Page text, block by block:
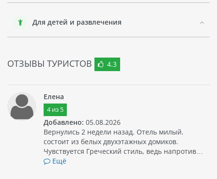
Для детей и развлечения
ОТЗЫВЫ ТУРИСТОВ 4.3
Елена
4из 5
Добавлено: 05.08.2026
Вернулись 2 недели назад. Отель милый.
состоит из белых двухэтажных домиков.
Чувствуется Греческий стиль, ведь напротив…
Ещё